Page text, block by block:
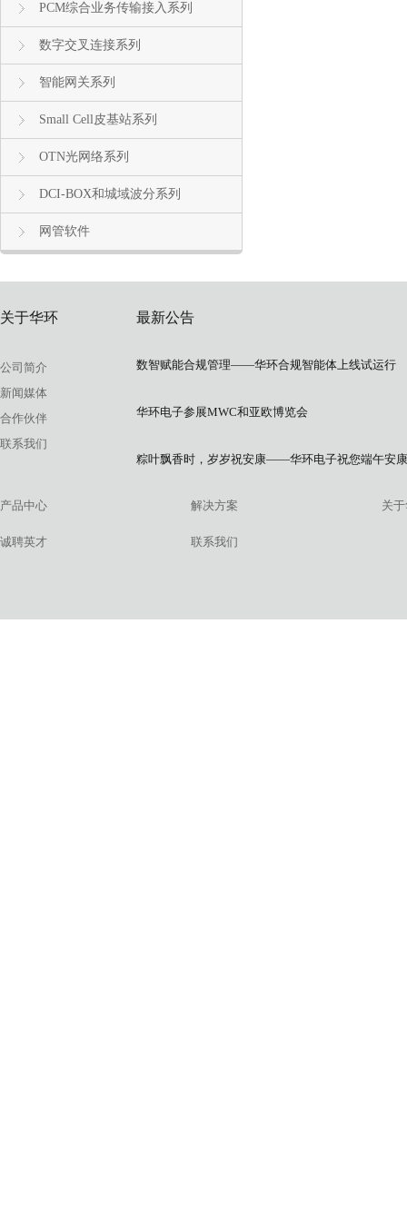
PCM综合业务传输接入系列
数字交叉连接系列
智能网关系列
Small Cell皮基站系列
OTN光网络系列
DCI-BOX和城域波分系列
网管软件
关于华环
公司简介
新闻媒体
合作伙伴
联系我们
最新公告
数智赋能合规管理——华环合规智能体上线试运行
华环电子参展MWC和亚欧博览会
粽叶飘香时，岁岁祝安康——华环电子祝您端午安康
产品中心 解决方案 关
诚聘英才 联系我们